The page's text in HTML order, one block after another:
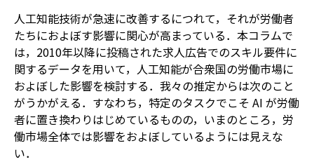
人工知能技術が急速に改善するにつれて，それが労働者
たちにおよぼす影響に関心が高まっている．本コラムで
は，2010年以降に投稿された求人広告でのスキル要件に
関するデータを用いて，人工知能が合衆国の労働市場に
およぼした影響を検討する．我々の推定からは次のこと
がうかがえる．すなわち，特定のタスクでこそ AI が労働
者に置き換わりはじめているものの，いまのところ，労
働市場全体では影響をおよぼしているようには見えな
い．